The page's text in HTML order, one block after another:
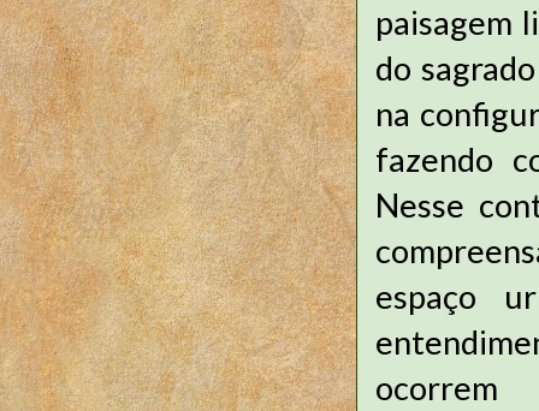
paisagem
do
na
fazendo
Nesse
espaço